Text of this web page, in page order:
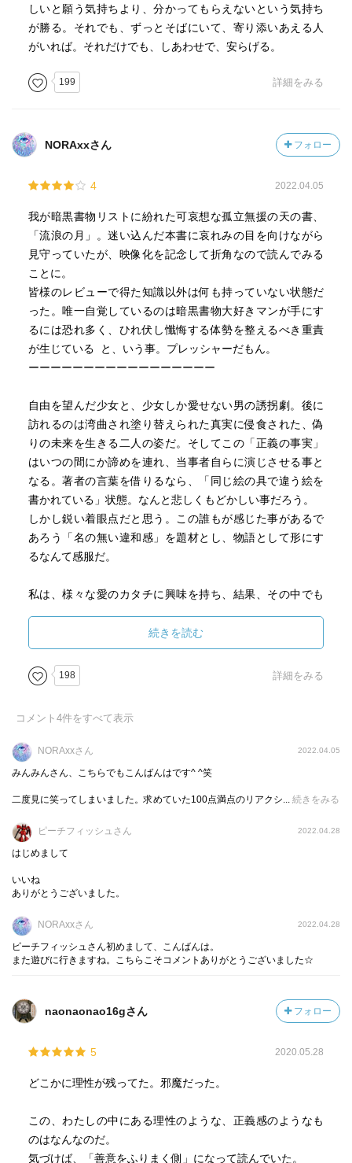
しいと願う気持ちより、分かってもらえないという気持ち
が勝る。それでも、ずっとそばにいて、寄り添いあえる人
がいれば。それだけでも、しあわせで、安らげる。
199 詳細をみる
NORAxxさん フォロー
4 2022.04.05
我が暗黒書物リストに紛れた可哀想な孤立無援の天の書、
「流浪の月」。迷い込んだ本書に哀れみの目を向けながら
見守っていたが、映像化を記念して折角なので読んでみる
ことに。
皆様のレビューで得た知識以外は何も持っていない状態だ
った。唯一自覚しているのは暗黒書物大好きマンが手にす
るには恐れ多く、ひれ伏し懺悔する体勢を整えるべき重責
が生じている と、いう事。プレッシャーだもん。
ーーーーーーーーーーーーーーーーー
自由を望んだ少女と、少女しか愛せない男の誘拐劇。後に
訪れるのは湾曲され塗り替えられた真実に侵食された、偽
りの未来を生きる二人の姿だ。そしてこの「正義の事実」
はいつの間にか諦めを連れ、当事者自らに演じさせる事と
なる。著者の言葉を借りるなら、「同じ絵の具で違う絵を
書かれている」状態。なんと悲しくもどかしい事だろう。
しかし鋭い着眼点だと思う。この誰もが感じた事があるで
あろう「名の無い違和感」を題材とし、物語として形にす
るなんて感服だ。
私は、様々な愛のカタチに興味を持ち、結果、その中でも
これが求めていた「謎」なんだと納得さえしていた。しか
しまさか今頃になってこんな愛のカタチを突き付けられる
なんて想像もしていなかった。元から少ない語彙力を喪失
するくらい中々強めの衝撃を受けている。
とは言えこの感情が終始私を取り巻いていた訳では無い。
そもそも、男性側が綺麗なファンタジー要素を持っている
作品は否定はしないが相性は悪いと自覚している。少女漫
を拒絶する物なのだと、厨二病ステージ3を発症していたく
つまり、全くと言って良いほど誰にも感情移入が出来なか
った。この鎮静状態は谷さんの登場から決着するまで続
く。因みにここまでの進行状況は、もう終章が背後まで迫
っているラスト直前である。
そしてその終章なのだが、語彙力喪失を言い訳に月並みな
くり深く物語に没頭していく自身の事を認識しながら確実
いうのも矛盾しているが、すれ違いを氷解していく暖かな
ても、二人の抱えた苦しみと求める安らぎを否定する理由
「流浪の月」とは、なんと秀逸なタイトルだろうか。二人
続きを読む
198 詳細をみる
コメント 4件をすべて表示
NORAxxさん 2022.04.05
みんみんさん、こちらでもこんばんはです^ ^笑
二度見に笑ってしまいました。求めていた100点満点のリアクシ... 続きをみる
ピーチフィッシュさん 2022.04.28
はじめまして
いいね
ありがとうございました。
NORAxxさん 2022.04.28
ピーチフィッシュさん初めまして、こんばんは。
また遊びに行きますね。こちらこそコメントありがとうございました☆
naonaonao16gさん フォロー
5 2020.05.28
どこかに理性が残ってた。邪魔だった。
この、わたしの中にある理性のような、正義感のようなも
のはなんなのだ。
気づけば、「善意をふりまく側」になって読んでいた。